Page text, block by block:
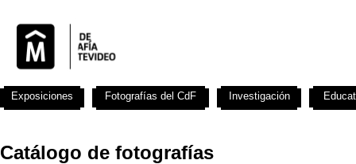
Catálogo de fotografías
Exposiciones Fotografías del CdF Investigación